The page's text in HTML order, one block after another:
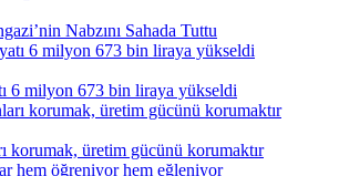
Nabzını Sahada Tuttu
6 milyon 673 bin liraya yükseldi
korumak, üretim gücünü korumaktır